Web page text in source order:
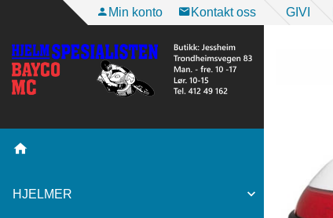
innholdet
HJELMER
GIVI
Kontakt oss
Min konto